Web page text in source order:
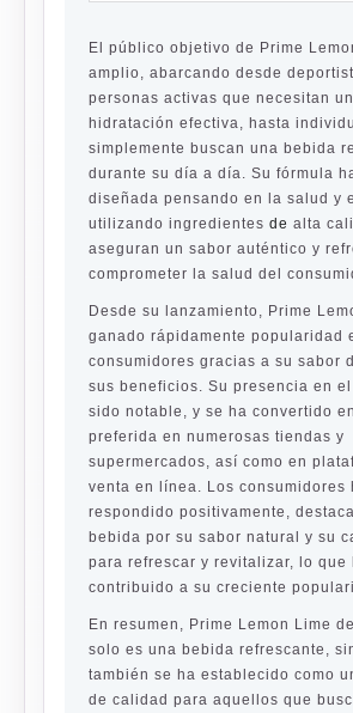
El público objetivo de Prime
amplio, abarcando desde
personas activas que necesitan
hidratación efectiva, hasta
simplemente buscan una bebida
durante su día a día. Su fórmula
diseñada pensando en la salud y
utilizando ingredientes de alta
aseguran un sabor auténtico y
comprometer la salud del
Desde su lanzamiento, Prime
ganado rápidamente popularidad
consumidores gracias a su sabor
sus beneficios. Su presencia en
sido notable, y se ha convertido
preferida en numerosas tiendas y
supermercados, así como en
venta en línea. Los consumidores
respondido positivamente,
bebida por su sabor natural y su
para refrescar y revitalizar, lo que
contribuido a su creciente
En resumen, Prime Lemon Lime
solo es una bebida refrescante,
también se ha establecido como
de calidad para aquellos que